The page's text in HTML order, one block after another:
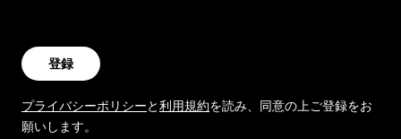
登録
プライバシーポリシーと利用規約を読み、同意の上ご登録をお
願いします。